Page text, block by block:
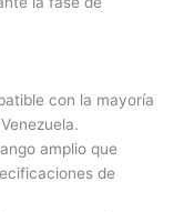
con la mayoría
amplio que
de